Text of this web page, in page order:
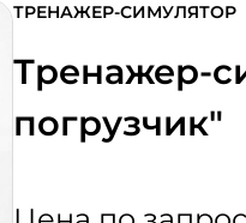
ТРЕНАЖЕР-СИМУЛЯТОР
Тренажер-
погрузчик"